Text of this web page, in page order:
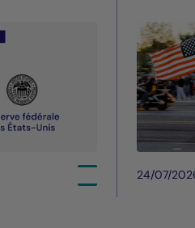
24/07/